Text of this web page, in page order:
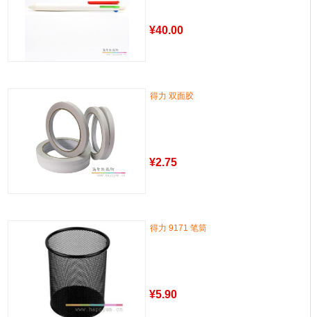
¥40.00
得力 双面胶
¥2.75
得力 9171 笔筒
¥5.90